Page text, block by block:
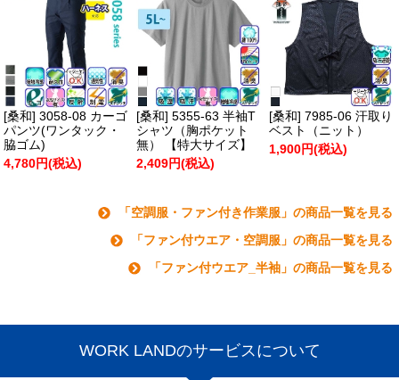
[桑和] 3058-08 カーゴ
パンツ(ワンタック・
脇ゴム)
4,780円(税込)
[桑和] 5355-63 半袖T
シャツ（胸ポケット
無） 【特大サイズ】
2,409円(税込)
[桑和] 7985-06 汗取り
ベスト（ニット）
1,900円(税込)
「空調服・ファン付き作業服」の商品一覧を見る
「ファン付ウエア・空調服」の商品一覧を見る
「ファン付ウエア_半袖」の商品一覧を見る
WORK LANDのサービスについて